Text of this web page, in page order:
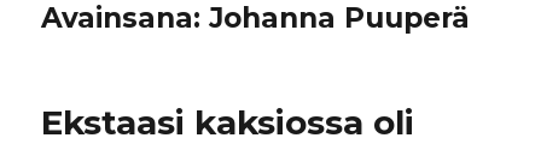
Avainsana:Johanna Puuperä
Ekstaasi kaksiossa oli